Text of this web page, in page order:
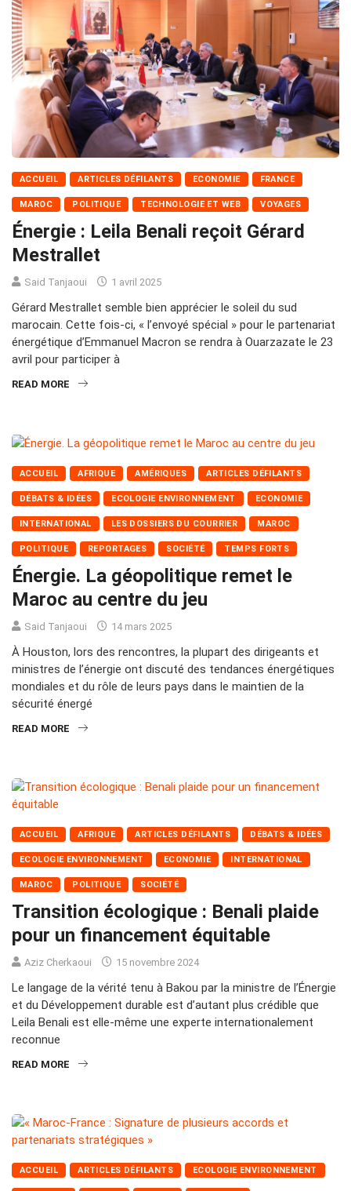
ACCUEIL ARTICLES DÉFILANTS ECONOMIE FRANCE
MAROC POLITIQUE TECHNOLOGIE ET WEB VOYAGES
Énergie : Leila Benali reçoit Gérard
Mestrallet
Said Tanjaoui 1 avril 2025
Gérard Mestrallet semble bien apprécier le soleil du sud
marocain. Cette fois-ci, « l’envoyé spécial » pour le partenariat
énergétique d’Emmanuel Macron se rendra à Ouarzazate le 23
avril pour participer à
READ MORE
ACCUEIL AFRIQUE AMÉRIQUES ARTICLES DÉFILANTS
DÉBATS & IDÉES ECOLOGIE ENVIRONNEMENT ECONOMIE
INTERNATIONAL LES DOSSIERS DU COURRIER MAROC
POLITIQUE REPORTAGES SOCIÉTÉ TEMPS FORTS
Énergie. La géopolitique remet le
Maroc au centre du jeu
Said Tanjaoui 14 mars 2025
À Houston, lors des rencontres, la plupart des dirigeants et
ministres de l’énergie ont discuté des tendances énergétiques
mondiales et du rôle de leurs pays dans le maintien de la
sécurité énergé
READ MORE
ACCUEIL AFRIQUE ARTICLES DÉFILANTS DÉBATS & IDÉES
ECOLOGIE ENVIRONNEMENT ECONOMIE INTERNATIONAL
MAROC POLITIQUE SOCIÉTÉ
Transition écologique : Benali plaide
pour un financement équitable
Aziz Cherkaoui 15 novembre 2024
Le langage de la vérité tenu à Bakou par la ministre de l’Énergie
et du Développement durable est d’autant plus crédible que
Leila Benali est elle-même une experte internationalement
reconnue
READ MORE
ACCUEIL ARTICLES DÉFILANTS ECOLOGIE ENVIRONNEMENT